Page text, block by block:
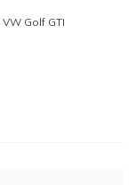
VW Golf GTI